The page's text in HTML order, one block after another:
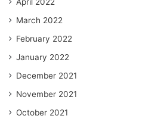
March 2022
February 2022
January 2022
December 2021
November 2021
October 2021